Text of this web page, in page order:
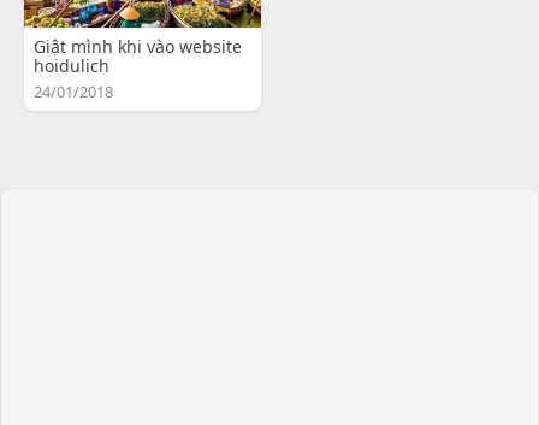
Giật mình khi vào website
hoidulich
24/01/2018